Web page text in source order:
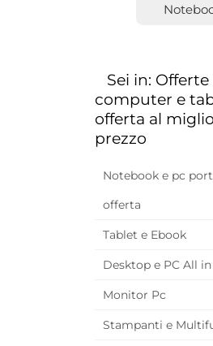
Sei in: Offerte
computer e
offerta al
prezzo
Notebook e pc
offerta
Tablet e Ebook
Desktop e PC All
Monitor Pc
Stampanti e